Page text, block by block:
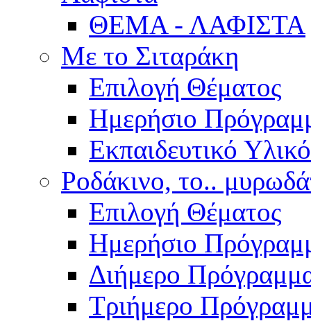
ΘΕΜΑ - ΛΑΦΙΣΤΑ
Με το Σιταράκη
Επιλογή Θέματος
Ημερήσιο
Εκπαιδευτικό Υλικό
Ροδάκινο, το..
Επιλογή Θέματος
Ημερήσιο
Διήμερο
Τριήμερο